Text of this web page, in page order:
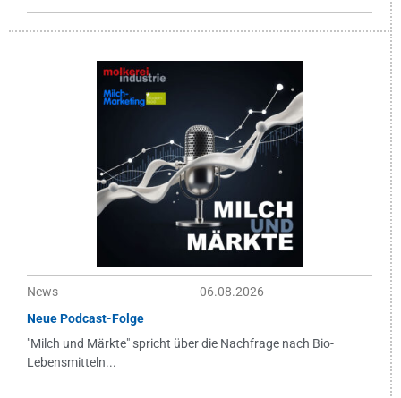
News
06.08.2026
Neue Podcast-Folge
"Milch und Märkte" spricht über die Nachfrage nach Bio-
Lebensmitteln...